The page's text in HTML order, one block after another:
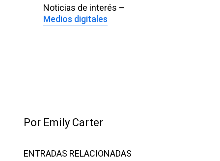
Noticias de interés –
Medios digitales
Por Emily Carter
ENTRADAS RELACIONADAS